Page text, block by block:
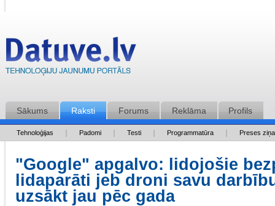
Sākums Raksti Forums Reklāma Profils
Tehnoloģijas Padomi Testi Programmatūra Preses
"Google" apgalvo: lidojošie
lidaparāti jeb droni savu
uzsākt jau pēc gada